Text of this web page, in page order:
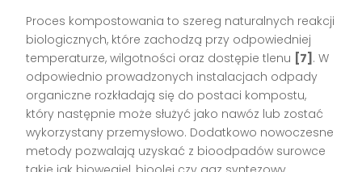
Proces kompostowania to szereg naturalnych reakcji
biologicznych, które zachodzą przy odpowiedniej
temperaturze, wilgotności oraz dostępie tlenu [7] . W
odpowiednio prowadzonych instalacjach odpady
organiczne rozkładają się do postaci kompostu,
który następnie może służyć jako nawóz lub zostać
wykorzystany przemysłowo. Dodatkowo nowoczesne
metody pozwalają uzyskać z bioodpadów surowce